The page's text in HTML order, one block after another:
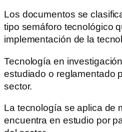
Los documentos se
tipo semáforo tecnológico
implementación de la
Tecnología en
estudiado o reglamentado
sector.
La tecnología se aplica de
encuentra en estudio por